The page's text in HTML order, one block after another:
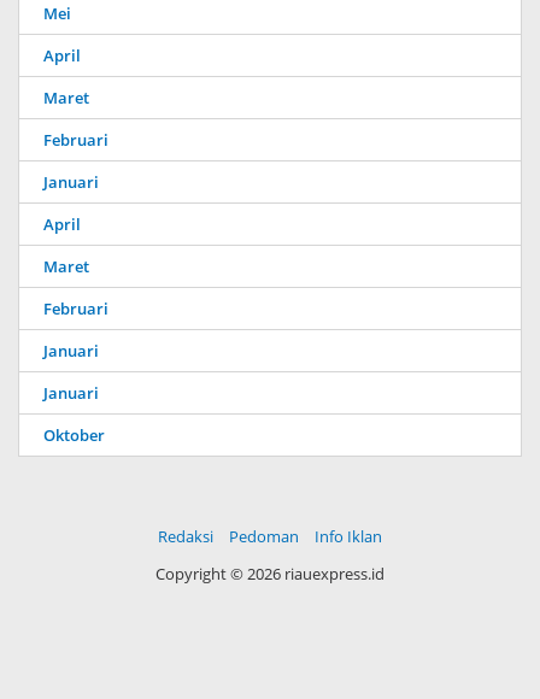
Mei
April
Maret
Februari
Januari
April
Maret
Februari
Januari
Januari
Oktober
Redaksi Pedoman
Info Iklan
Copyright © 2026 riauexpress.id